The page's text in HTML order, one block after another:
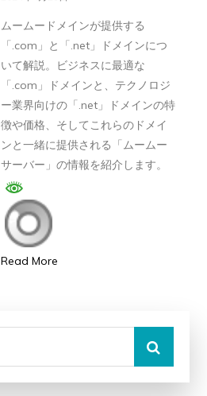
ド
ン
を
特
別
ー
メ
イ
ン】
「.com」
と
テ
ノ
ムームードメインが提供する
「.com」と「.net」ドメインにつ
いて解説。ビジネスに最適な
「.com」ドメインと、テクノロジ
ー業界向けの「.net」ドメインの特
徴や価格、そしてこれらのドメイ
ンと一緒に提供される「ムームー
サーバー」の情報を紹介します。
Read More